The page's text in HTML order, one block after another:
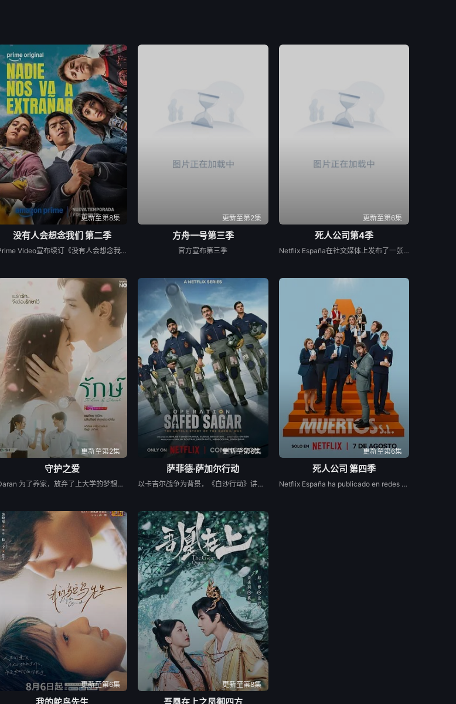
更新至第8集
没有人会想念我们 第二季
Prime Video宣布续订《没有人会想念我们》第二季。
更新至第2集
方舟一号第三季
官方宣布第三季
更新至第6集
死人公司第4季
Netflix España在社交媒体上发布了一张由Laura Caballero和演员Carlos Arces Torregrosers主演的“Muertos S.L.”化妆套装中的照片，我们有好消息要告诉你们。劳拉和阿尔贝托·卡瓦列罗仍然很甜蜜，他们证实将有第四季的《死亡S.L.》，这是西班牙喜剧流派中最伟大的小说之一，在Movistar Plus+的标志下的前两季之后，于今年夏天登陆Netflix。导演本人与该系列的伟大演员兼主角卡洛斯·阿雷塞斯一起主演了这一宣布，证实托雷格罗萨殡仪馆的员工将有更多的冒险经历。
更新至第2集
守护之爱
Daran 为了养家，放弃了上大学的梦想，高中毕业后便开始工作。然而，她一直难以找到稳定的工作，最终只能在一家广播电视公司担任保安。 命运弄人，她在那里重逢了高中时期深爱的前男友 Rangsiman。如今的 Rangsiman 已经成为电视台的高层主管，事业有成，并且已经与另一位女性订婚。 年轻时，两人曾深爱彼此，却因为误会和彼此隐瞒的秘密而分手。多年后再次相遇，Rangsiman 发现自己始终无法忘记 Daran。他想知道，当年她为什么突然离开自己，以及这些年她究竟经历了什么，才会走到今天这一步。 随着真相一点点揭开，两人不得不面对过去的伤痛、彼此的愧疚，以及现实中的重重阻碍，包括 Rangsiman 的婚约。
更新至第6集
萨菲德·萨加尔行动
以卡吉尔战争为背景，《白沙行动》讲述了印度空军&quot;金色箭头&quot;第17中队的故事，他们最初的任务是执行照相侦察任务。但当他们的中队长B.S. 达诺亚的僚机飞行员、中队长阿贾伊·阿胡贾被敌人背信弃义地杀害后，他们的角色发生了转变。达诺亚决定不惜一切代价为他的死复仇。他的中队通过领导对巴基斯坦部队的攻击，在世界上任何空军都未曾飞行过的高度进行轰炸，扭转了战争的局势。同时，这也是关于这些战斗机飞行员如何在身体上、精神上和社会层面上进行转变，以付出额外的努力并实现不可能的故事。
更新至第6集
死人公司 第四季
Netflix España ha publicado en redes sociales una foto en el set de maquillaje de &#39;Muertos S.L.&#39; protagonizada por Laura Caballero y el actor Carlos Areces Torregrosers, tenemos buenas noticias para vosotros. Laura y Alberto Caballero siguen de dulce y confirman que habrá cuarta temporada de &#39;Muertos S.L.&#39;, una de las grandes ficciones españolas en el género de la comedia, que llegó a Netflix este verano tras dos primeras temporadas bajo el sello de Movistar Plus+. La propia directora ha protagonizado el anuncio junto al gran actor y protagonista de la serie, Carlos Areces, corroborando que habrá más aventuras de los empleados de la Funeraria Torregrosa.
更新至第6集
我的鸵鸟先生
更新至第8集
吾凰在上之凤御四方